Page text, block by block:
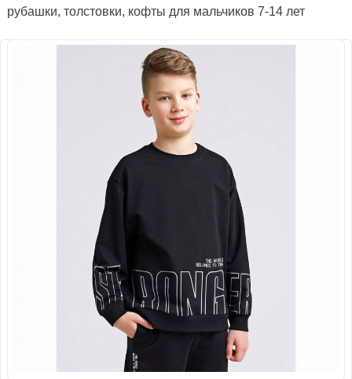
рубашки, толстовки, кофты для мальчиков 7-14 лет